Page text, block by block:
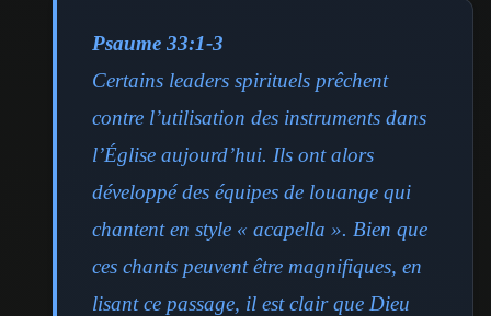
Psaume 33:1-3
Certains leaders spirituels prêchent
contre l’utilisation des instruments dans
l’Église aujourd’hui. Ils ont alors
développé des équipes de louange qui
chantent en style « acapella ». Bien que
ces chants peuvent être magnifiques, en
lisant ce passage, il est clair que Dieu